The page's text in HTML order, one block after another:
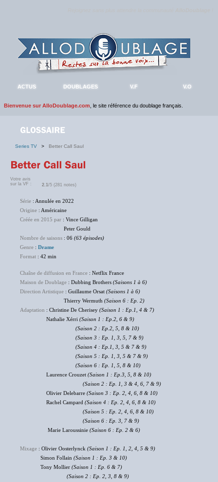
ACTUS DOUBLAGES V.F V.O
Bienvenue sur AlloDoublage.com , le site référence du doublage français.
Series TV > Better Call Saul
Votre avis
sur la VF :
2.1/5 (281 notes)
Série : Annulée en 2022
Origine : Américaine
Créée en 2015 par : Vince Gilligan
Peter Gould
Nombre de saisons : 06 (63 épisodes)
Genre : Drame
Format : 42 min
Chaîne de diffusion en France : Netflix France
Maison de Doublage : Dubbing Brothers (Saisons 1 à 6)
Direction Artistique : Guillaume Orsat (Saisons 1 à 6)
Thierry Wermuth (Saison 6 : Ep. 2)
Adaptation : Christine De Cherisey (Saison 1 : Ep.1, 4 & 7)
Nathalie Xérri (Saison 1 : Ep.2, 6 & 9)
(Saison 2 : Ep.2, 5, 8 & 10)
(Saison 3 : Ep. 1, 3, 5, 7 & 9)
(Saison 4 : Ep.1, 3, 5 & 7 & 9)
(Saison 5 : Ep. 1, 3, 5 & 7 & 9)
(Saison 6 : Ep. 1, 5, 8 & 10)
Laurence Crouzet (Saison 1 : Ep.3, 5, 8 & 10)
(Saison 2 : Ep. 1, 3 & 4, 6, 7 & 9)
Olivier Delebarre (Saison 3 : Ep. 2, 4, 6, 8 & 10)
Rachel Campard (Saison 4 : Ep. 2, 4, 6, 8 & 10)
(Saison 5 : Ep. 2, 4, 6, 8 & 10)
(Saison 6 : Ep. 3, 7 & 9)
Marie Laroussinie (Saison 6 : Ep. 2 & 6)
Mixage : Olivier Oosterlynck (Saison 1 : Ep. 1, 2, 4, 5 & 9)
Simon Follain (Saison 1 : Ep. 3 & 10)
Tony Mollier (Saison 1 : Ep. 6 & 7)
(Saison 2 : Ep. 2, 3, 8 & 9)